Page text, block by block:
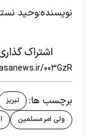
نویسنده:وحید
اشتراک
003GzR
برچسب ها: تبریز
ولی امر مسلمین